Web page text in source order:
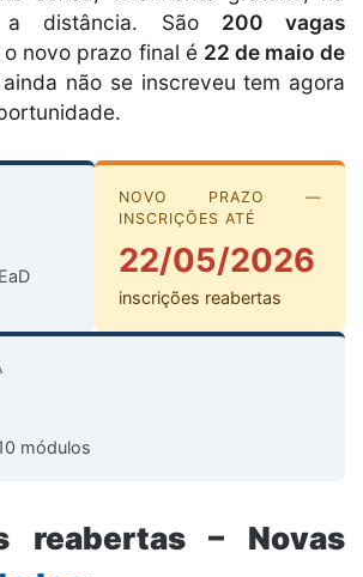
a distância. São 200 vagas
novo prazo final é 22 de maio de
não se inscreveu tem agora
NOVO PRAZO —
INSCRIÇÕES ATÉ
22/05/2026
inscrições reabertas
módulos
reabertas – Novas